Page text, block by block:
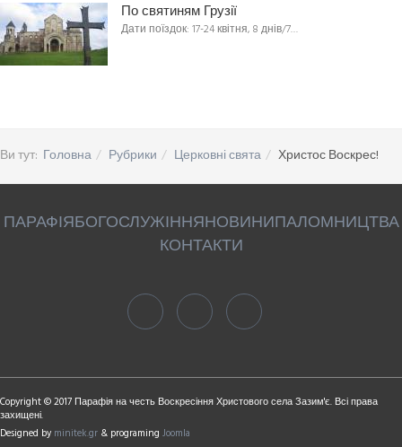
По святиням Грузії
Дати поїздок: 17-24 квітня, 8 днів/7…
Ви тут: Головна Рубрики Церковні свята Христос Воскрес!
ПАРАФІЯБОГОСЛУЖІННЯНОВИНИПАЛОМНИЦТВА
КОНТАКТИ
Copyright © 2017 Парафія на честь Воскресіння Христового села Зазим'є. Всі права
захищені.
Designed by minitek.gr & programing Joomla